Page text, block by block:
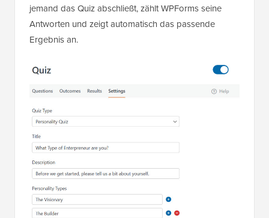
jemand das Quiz abschließt, zählt WPForms seine
Antworten und zeigt automatisch das passende
Ergebnis an.